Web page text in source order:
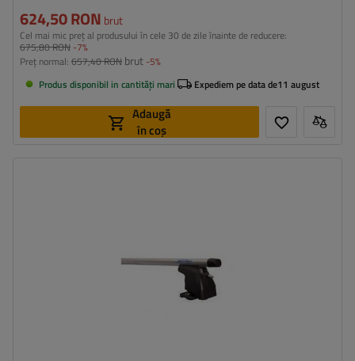
624,50 RON brut
Cel mai mic preț al produsului în cele 30 de zile înainte de reducere:
675,80 RON -7%
Preț normal: 657,40 RON brut -5%
Produs disponibil in cantități mari
Expediem pe data de11 august
Adaugă
în coș